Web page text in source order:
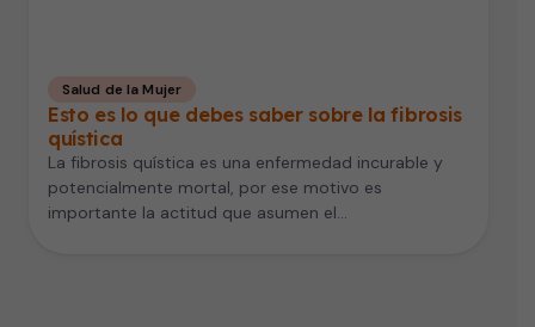
Salud de la Mujer
Esto es lo que debes saber sobre la fibrosis
quística
La fibrosis quística es una enfermedad incurable y
potencialmente mortal, por ese motivo es
importante la actitud que asumen el…